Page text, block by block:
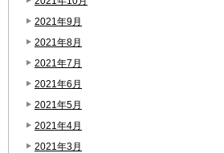
2021年9月
2021年8月
2021年7月
2021年6月
2021年5月
2021年4月
2021年3月